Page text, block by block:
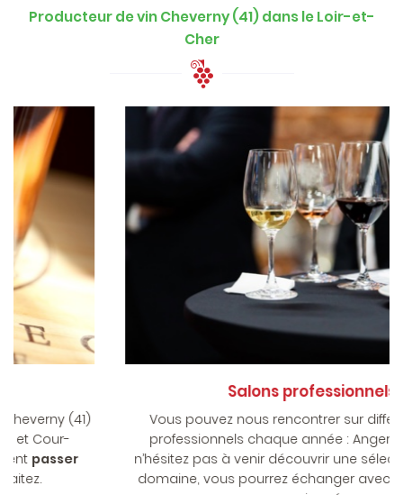
Producteur de vin Cheverny (41) dans le Loir-et-
Cher
Salons professionnels
Vous pouvez nous rencontrer sur différents salons
professionnels chaque année : Angers, Paris, Sens,
n’hésitez pas à venir découvrir une sélection de vins du
domaine, vous pourrez échanger avec des vignerons